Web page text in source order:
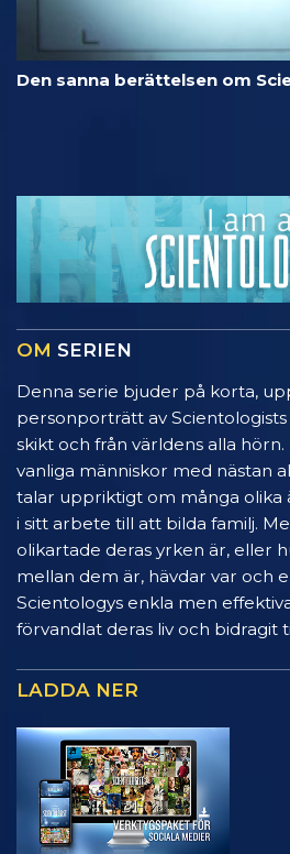
Den sanna berättelsen om
OM SERIEN
Denna serie bjuder på korta,
personporträtt av Scientologists
skikt och från världens alla
vanliga människor med nästan
talar uppriktigt om många olika
i sitt arbete till att bilda familj.
olikartade deras yrken är, eller
mellan dem är, hävdar var och
Scientologys enkla men
förvandlat deras liv och bidragit
LADDA NER